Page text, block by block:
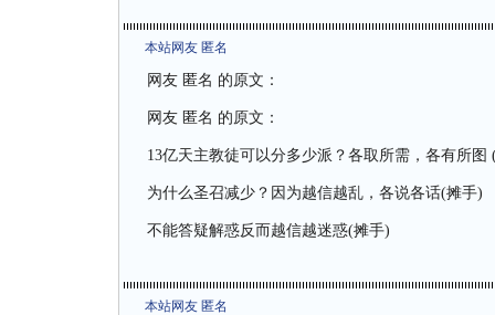
本站网友 匿名
网友 匿名 的原文：
网友 匿名 的原文：
13亿天主教徒可以分多少派？各取所需，各有所图
为什么圣召减少？因为越信越乱，各说各话(摊手)
不能答疑解惑反而越信越迷惑(摊手)
本站网友 匿名